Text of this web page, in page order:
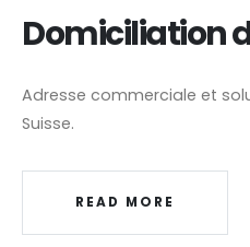
Domiciliation
Adresse commerciale et
Suisse.
READ MORE